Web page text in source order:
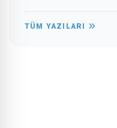
TÜM YAZILARI